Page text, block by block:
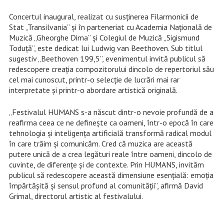
Concertul inaugural, realizat cu susținerea Filarmonicii de
Stat „Transilvania” și în parteneriat cu Academia Națională de
Muzică „Gheorghe Dima” și Colegiul de Muzică „Sigismund
Toduță”, este dedicat lui Ludwig van Beethoven. Sub titlul
sugestiv „Beethoven 199,5”, evenimentul invită publicul să
redescopere creația compozitorului dincolo de repertoriul său
cel mai cunoscut, printr-o selecție de lucrări mai rar
interpretate și printr-o abordare artistică originală.
„Festivalul HUMANS s-a născut dintr-o nevoie profundă de a
reafirma ceea ce ne definește ca oameni, într-o epocă în care
tehnologia și inteligența artificială transformă radical modul
în care trăim și comunicăm. Cred că muzica are această
putere unică de a crea legături reale între oameni, dincolo de
cuvinte, de diferențe și de contexte. Prin HUMANS, invităm
publicul să redescopere această dimensiune esențială: emoția
împărtășită și sensul profund al comunității”, afirmă David
Grimal, directorul artistic al festivalului.